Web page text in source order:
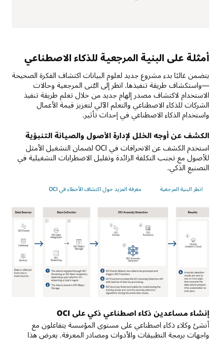
أمثلة على البنية المرجعية للذكاء الاصطناعي
يتضمن غالبًا بدء مشروع جديد لعلوم البيانات اكتشاف الفكرة الصحيحة
—واستكشاف طريقة تنفيذها. انظر إلى البُنى المرجعية وحالات
الاستخدام لاكتشاف مصدر إلهام جديد من خلال تعلم طريقة تنفيذ
الشركات للذكاء الاصطناعي والتعلم الآلي لتعزيز قيمة الأعمال
واستخدام الذكاء الاصطناعي في إحداث تأثير.
الكشف عن أوجه الخلل لإدارة الأصول والصيانة التنبؤية
استخدم الكشف عن الانحرافات في OCI لضمان التشغيل الأمثل
للأصول مع تجنب التكلفة الزائدة وتقليل الاضطرابات التشغيلية في
التصنيع الذكي.
انظر البنية المرجعية معرفة المزيد حول اكتشاف الأخطاء في OCI
البيانات:
يتم
جمع
إنشاء مساعدين ذكاء اصطناعي ذكي على OCI
أنشئ وكلاء ذكاء اصطناعي على مستوى المؤسسة يتفاعلون مع
واجهات برمجة التطبيقات والأدوات ومصادر المعرفة. يعرض هذا